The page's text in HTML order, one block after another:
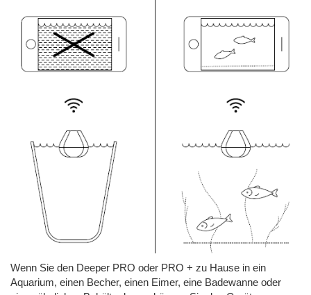
Wenn Sie den Deeper PRO oder PRO + zu Hause in ein
Aquarium, einen Becher, einen Eimer, eine Badewanne oder